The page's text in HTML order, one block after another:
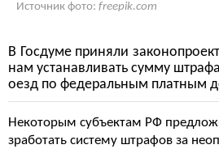
Источник фото: freepik.com
В Госдуме приняли
нам устанавливать сумму
оезд по федеральным платным
Некоторым субъектам РФ
зработать систему штрафов за